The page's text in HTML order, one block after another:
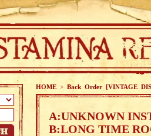
HOME > Back Order [VINTAGE
A:UNKNOWN
B:LONG TIME